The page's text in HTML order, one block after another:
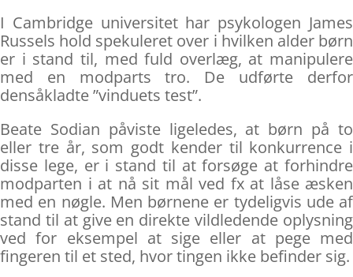
I Cambridge universitet har psykologen James
Russels hold spekuleret over i hvilken alder børn
er i stand til, med fuld overlæg, at manipulere
med en modparts tro. De udførte derfor
densåkladte ”vinduets test”.
Beate Sodian påviste ligeledes, at børn på to
eller tre år, som godt kender til konkurrence i
disse lege, er i stand til at forsøge at forhindre
modparten i at nå sit mål ved fx at låse æsken
med en nøgle. Men børnene er tydeligvis ude af
stand til at give en direkte vildledende oplysning
ved for eksempel at sige eller at pege med
fingeren til et sted, hvor tingen ikke befinder sig.